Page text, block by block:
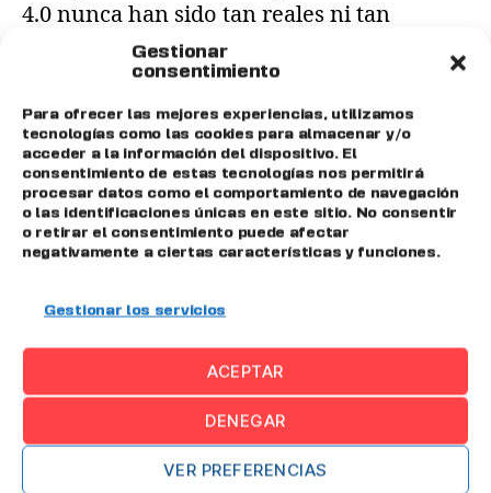
Gestionar
consentimiento
Para ofrecer las mejores experiencias, utilizamos
tecnologías como las cookies para almacenar y/o
acceder a la información del dispositivo. El
consentimiento de estas tecnologías nos permitirá
procesar datos como el comportamiento de navegación
o las identificaciones únicas en este sitio. No consentir
o retirar el consentimiento puede afectar
negativamente a ciertas características y funciones.
Gestionar los servicios
ACEPTAR
DENEGAR
VER PREFERENCIAS
4.0 nunca han sido tan reales ni tan
accesibles. La digitalización de la fábrica ya
no es un proyecto de futuro: es una
necesidad operativa que miles de plantas
industriales en España y Europa están
abordando ahora mismo. Y alguien tiene
que acompañarlas en ese camino. Ese
alguien son […]
industria 4.0,Mantenimiento
Entradas→